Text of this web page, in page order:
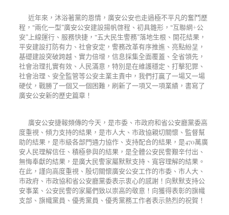
近年來，沐浴著黨的恩情，廣安公安也走過極不平凡的奮鬥歷
程， “兩化一型”廣安公安建設揚帆啓程、初具雛形， “互聯網+公
安”上線運行、服務快捷， “五大民生警務”落地生根、開花結果，
平安建設打防有力、社會安定，警務改革有序推進、亮點紛呈，
基礎建設突破跨越、實力倍增，信息採集全面覆蓋、全省領先，
社會治理扎實有效、人民滿意，特別是在維護穩定、打擊犯罪、
社會治理、安全監管等公安主業主責中，我們打贏了一場又一場
硬仗，戰勝了一個又一個困難，刷新了一項又一項業績，書寫了
廣安公安新的歷史篇章！
廣安公安捷報頻傳的今天，是市委、市政府和省公安廳黨委高
度重視、傾力支持的結果，是市人大、市政協親切關懷、監督幫
助的結果，是市級各部門通力協作、支持配合的結果，是470萬廣
安人民理解信任、積極參與的結果，是全體公安民警艱辛付出、
無悔奉獻的結果，是廣大民警家屬默默支持、寬容理解的結果。
在此，謹向高度重視、殷切關懷廣安公安工作的市委、市人大、
市政府、市政協和省公安廳黨委表示衷心的感謝！向默默支持公
安事業、公安民警的家屬們致以崇高的敬意！向獲得表彰的旗幟
支部、旗幟黨員、優秀黨員、優秀黨務工作者表示熱烈的祝賀！